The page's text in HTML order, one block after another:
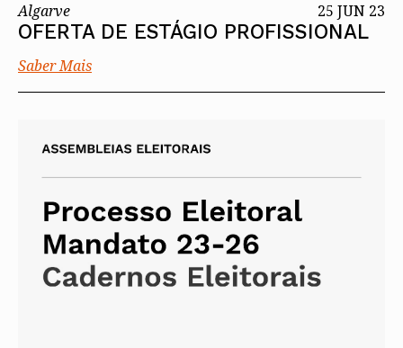
Algarve 25 JUN 23
OFERTA DE ESTÁGIO PROFISSIONAL
Saber Mais